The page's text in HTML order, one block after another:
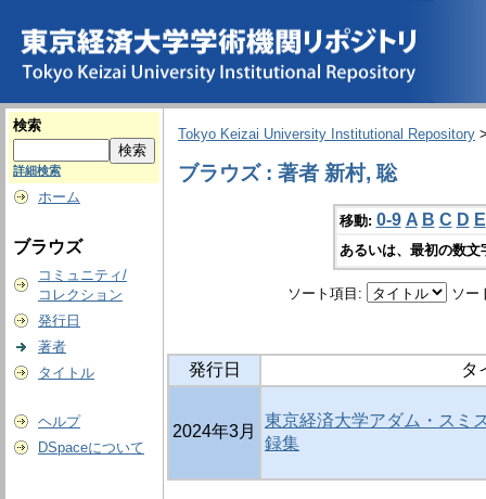
検索
詳細検索
ホーム
ブラウズ
コミュニティ/
コレクション
発行日
著者
タイトル
ヘルプ
DSpaceについて
Tokyo Keizai University Institutional Repository
ブラウズ : 著者 新村, 聡
移動: 0-9 A B C D E
あるいは、最初の数
ソート項目: ソー
発行日 タ
2024年3月
東京経済大学アダム・ス
録集